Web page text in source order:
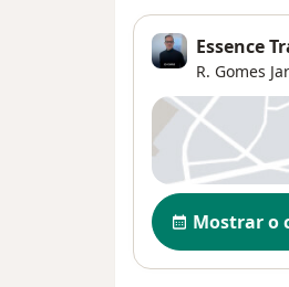
Essence
R. Gomes
Disponibilidade
Mostrar o